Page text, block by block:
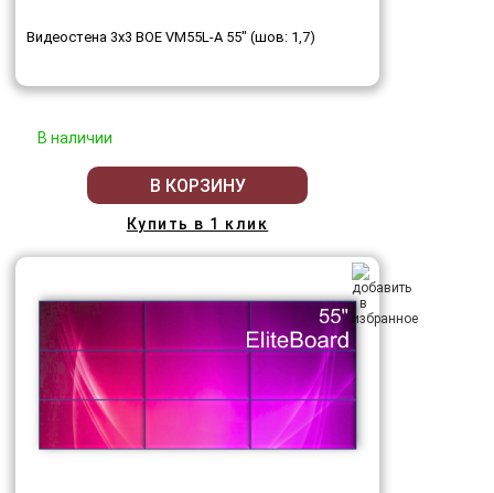
Видеостена 3x3 BOE VM55L-A 55" (шов: 1,7)
В наличии
В КОРЗИНУ
Купить в 1 клик